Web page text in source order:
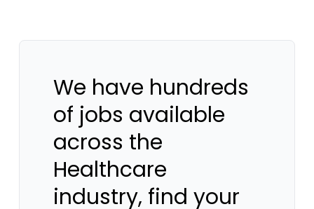
We have hundreds
of jobs available
across the
Healthcare
industry, find your